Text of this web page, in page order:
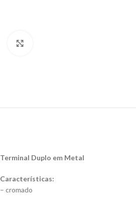
Terminal Duplo em Metal
Características:
– cromado